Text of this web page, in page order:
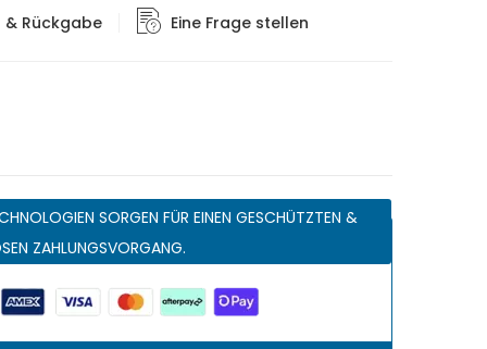
& Rückgabe Eine Frage stellen
SORGEN FÜR EINEN GESCHÜTZTEN &
ZAHLUNGSVORGANG.